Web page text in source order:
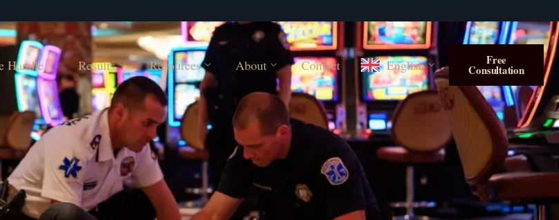
Handle Results Resources About Contact English Free
Consultation